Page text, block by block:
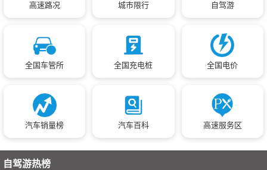
高速路况 城市限行 自驾游
全国车管所 全国充电桩 全国电价
汽车销量榜 汽车百科 高速服务区
自驾游热榜